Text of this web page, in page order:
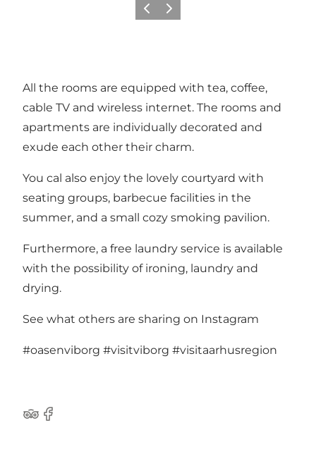
PrécédentSuivant
All the rooms are equipped with tea, coffee,
cable TV and wireless internet. The rooms and
apartments are individually decorated and
exude each other their charm.
You cal also enjoy the lovely courtyard with
seating groups, barbecue facilities in the
summer, and a small cozy smoking pavilion.
Furthermore, a free laundry service is available
with the possibility of ironing, laundry and
drying.
See what others are sharing on Instagram
#oasenviborg #visitviborg #visitaarhusregion
TripAdvisor
Facebook